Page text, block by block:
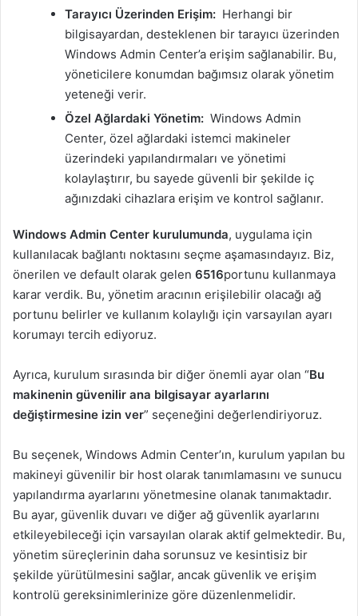
Tarayıcı Üzerinden Erişim: Herhangi bir
bilgisayardan, desteklenen bir tarayıcı üzerinden
Windows Admin Center’a erişim sağlanabilir. Bu,
yöneticilere konumdan bağımsız olarak yönetim
yeteneği verir.
Özel Ağlardaki Yönetim: Windows Admin
Center, özel ağlardaki istemci makineler
üzerindeki yapılandırmaları ve yönetimi
kolaylaştırır, bu sayede güvenli bir şekilde iç
ağınızdaki cihazlara erişim ve kontrol sağlanır.
Windows Admin Center kurulumunda, uygulama için
kullanılacak bağlantı noktasını seçme aşamasındayız. Biz,
önerilen ve default olarak gelen 6516portunu kullanmaya
karar verdik. Bu, yönetim aracının erişilebilir olacağı ağ
portunu belirler ve kullanım kolaylığı için varsayılan ayarı
korumayı tercih ediyoruz.
Ayrıca, kurulum sırasında bir diğer önemli ayar olan “Bu
makinenin güvenilir ana bilgisayar ayarlarını
değiştirmesine izin ver” seçeneğini değerlendiriyoruz.
Bu seçenek, Windows Admin Center’ın, kurulum yapılan bu
makineyi güvenilir bir host olarak tanımlamasını ve sunucu
yapılandırma ayarlarını yönetmesine olanak tanımaktadır.
Bu ayar, güvenlik duvarı ve diğer ağ güvenlik ayarlarını
etkileyebileceği için varsayılan olarak aktif gelmektedir. Bu,
yönetim süreçlerinin daha sorunsuz ve kesintisiz bir
şekilde yürütülmesini sağlar, ancak güvenlik ve erişim
kontrolü gereksinimlerinize göre düzenlenmelidir.